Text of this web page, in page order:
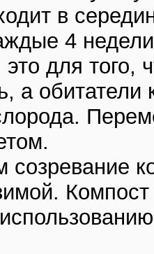
в
4
это для
а обитатели
созревание